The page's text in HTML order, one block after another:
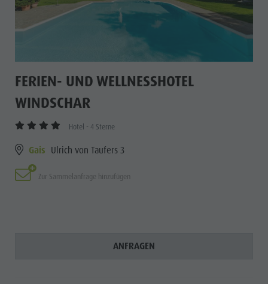
FERIEN- UND WELLNESSHOTEL
WINDSCHAR
Hotel - 4 Sterne
Gais Ulrich von Taufers 3
Zur Sammelanfrage hinzufügen
ANFRAGEN